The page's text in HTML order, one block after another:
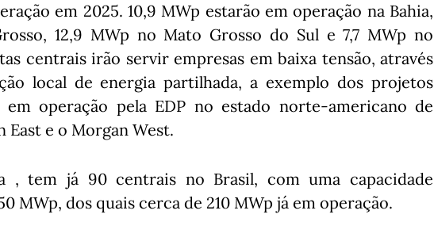
em 2025. 10,9 MWp estarão em operação na Bahia,
12,9 MWp no Mato Grosso do Sul e 7,7 MWp no
centrais irão servir empresas em baixa tensão, através
local de energia partilhada, a exemplo dos projetos
operação pela EDP no estado norte-americano de
East e o Morgan West.
, tem já 90 centrais no Brasil, com uma capacidade
MWp, dos quais cerca de 210 MWp já em operação.